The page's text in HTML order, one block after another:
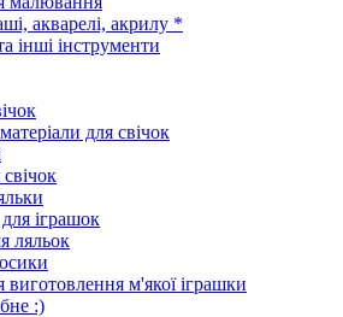
акварелі, акрилу *
інші інструменти
для свічок
іграшок
ляльок
м'якої іграшки
:)